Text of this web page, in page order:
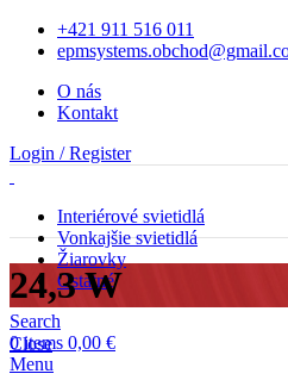
+421 911 516 011
O nás
Kontakt
Login / Register
Interiérové svietidlá
Vonkajšie svietidlá
Žiarovky
Ostatné
Search
0items 0,00 €
Menu
24,3 W
Close